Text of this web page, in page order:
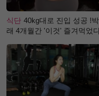
식단 40kg대로 진입 성공 !
래 4개월간 '이것' 즐겨먹었